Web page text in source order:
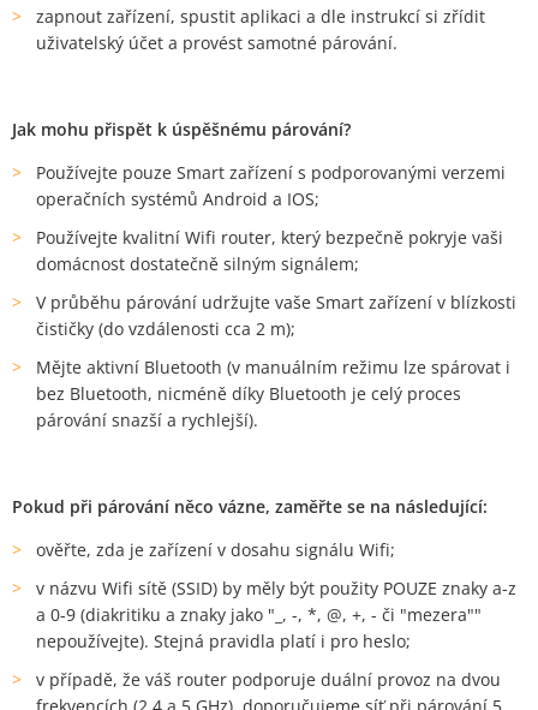
zapnout zařízení, spustit aplikaci a dle instrukcí si zřídit
uživatelský účet a provést samotné párování.
Jak mohu přispět k úspěšnému párování?
Používejte pouze Smart zařízení s podporovanými verzemi
operačních systémů Android a IOS;
Používejte kvalitní Wifi router, který bezpečně pokryje vaši
domácnost dostatečně silným signálem;
V průběhu párování udržujte vaše Smart zařízení v blízkosti
čističky (do vzdálenosti cca 2 m);
Mějte aktivní Bluetooth (v manuálním režimu lze spárovat i
bez Bluetooth, nicméně díky Bluetooth je celý proces
párování snazší a rychlejší).
Pokud při párování něco vázne, zaměřte se na následující:
ověřte, zda je zařízení v dosahu signálu Wifi;
v názvu Wifi sítě (SSID) by měly být použity POUZE znaky a-z
a 0-9 (diakritiku a znaky jako "_, -, *, @, +, - či "mezera""
nepoužívejte). Stejná pravidla platí i pro heslo;
v případě, že váš router podporuje duální provoz na dvou